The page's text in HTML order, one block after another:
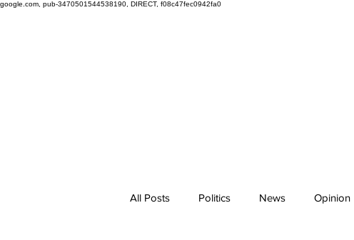
google.com, pub-3470501544538190, DIRECT, f08c47fec0942fa0
All Posts Politics News Opinion